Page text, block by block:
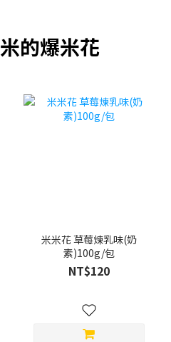
米的爆米花
米米花 草莓煉乳味(奶
素)100g/包
NT$120